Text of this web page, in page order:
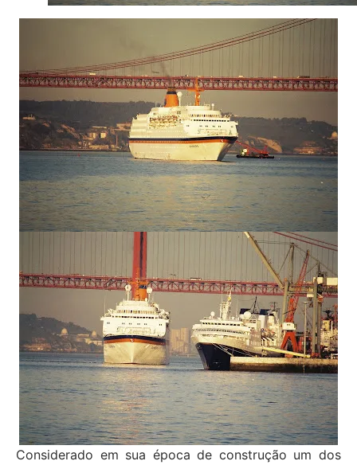
Considerado em sua época de construção um dos